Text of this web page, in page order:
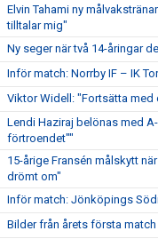
Elvin Tahami ny
tilltalar mig"
Ny seger när två 14-åringar
Inför match: Norrby IF – IK
Viktor Widell: "Fortsätta med
Lendi Haziraj belönas med
förtroendet""
15-årige Fransén målskytt
drömt om"
Inför match: Jönköpings
Bilder från årets första match